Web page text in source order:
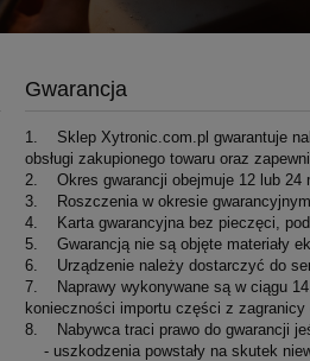
Gwarancja
1. Sklep Xytronic.com.pl gwarantuje
obsługi zakupionego towaru oraz
2. Okres gwarancji obejmuje 12 lub 24
3. Roszczenia w okresie gwarancyjnym
4. Karta gwarancyjna bez pieczęci,
5. Gwarancją nie są objęte materiały
6. Urządzenie należy dostarczyć do
7. Naprawy wykonywane są w ciągu 14
konieczności importu części z zagranicy
8. Nabywca traci prawo do gwarancji
- uszkodzenia powstały na skutek